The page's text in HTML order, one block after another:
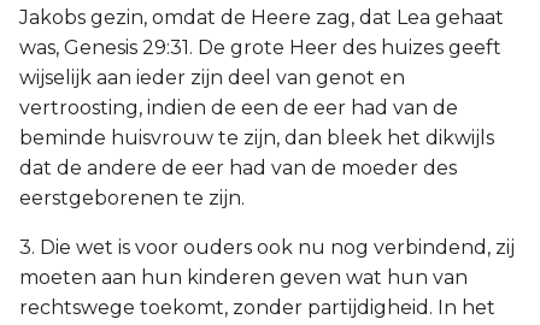
Jakobs gezin, omdat de Heere zag, dat Lea gehaat
was, Genesis 29:31. De grote Heer des huizes geeft
wijselijk aan ieder zijn deel van genot en
vertroosting, indien de een de eer had van de
beminde huisvrouw te zijn, dan bleek het dikwijls
dat de andere de eer had van de moeder des
eerstgeborenen te zijn.
3. Die wet is voor ouders ook nu nog verbindend, zij
moeten aan hun kinderen geven wat hun van
rechtswege toekomt, zonder partijdigheid. In het